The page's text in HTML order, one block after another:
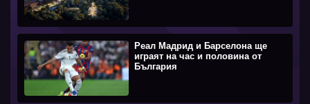
Реал Мадрид и Барселона ще
играят на час и половина от
България